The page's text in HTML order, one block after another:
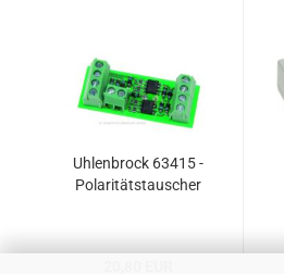
Uhlenbrock 63415 -
Polaritätstauscher